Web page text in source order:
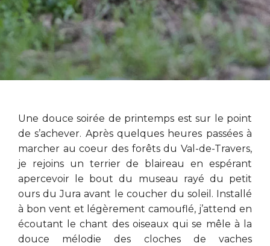
Une douce soirée de printemps est sur le point
de s’achever. Après quelques heures passées à
marcher au coeur des forêts du Val-de-Travers,
je rejoins un terrier de blaireau en espérant
apercevoir le bout du museau rayé du petit
ours du Jura avant le coucher du soleil. Installé
à bon vent et légèrement camouflé, j’attend en
écoutant le chant des oiseaux qui se mêle à la
douce mélodie des cloches de vaches